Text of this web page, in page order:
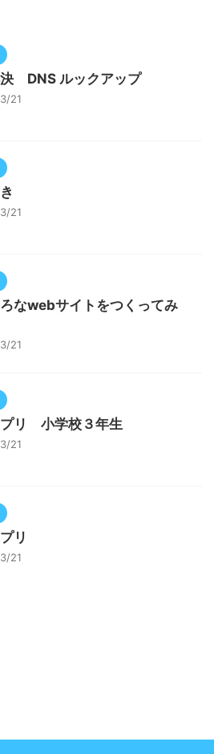
DNS ルックアップ
21
21
なwebサイトをつくってみ
21
リ 小学校３年生
21
リ
21